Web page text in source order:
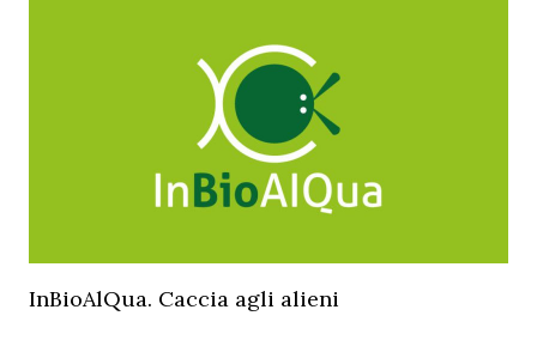
InBioAlQua. Caccia agli alieni